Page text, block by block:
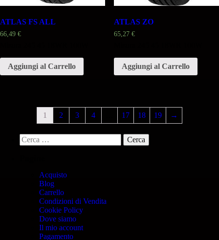
ATLAS FS ALL
66,49 €
Aggiungi al Carrello
ATLAS ZO
65,27 €
Aggiungi al Carrello
1 2 3 4 17 18 19 →
Acquisto
Blog
Carrello
Condizioni di Vendita
Cookie Policy
Dove siamo
Il mio account
Pagamento